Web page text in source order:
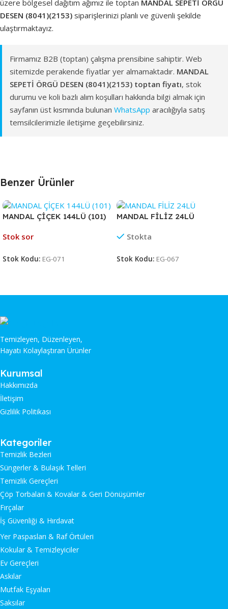
üzere bölgesel dağıtım ağımız ile toptan MANDAL SEPETİ ÖRGÜ
DESEN (8041)(2153) siparişlerinizi planlı ve güvenli şekilde
ulaştırmaktayız.
Firmamız B2B (toptan) çalışma prensibine sahiptir. Web
sitemizde perakende fiyatlar yer almamaktadır. MANDAL
SEPETİ ÖRGÜ DESEN (8041)(2153) toptan fiyatı, stok
durumu ve koli bazlı alım koşulları hakkında bilgi almak için
sayfanın üst kısmında bulunan WhatsApp aracılığıyla satış
temsilcilerimizle iletişime geçebilirsiniz.
Benzer Ürünler
MANDAL ÇİÇEK 144LÜ (101)
Stok sor
Stok Kodu: EG-071
MANDAL FİLİZ 24LÜ
Stokta
Stok Kodu: EG-067
Temizleyen, Düzenleyen,
Hayatı Kolaylaştıran Ürünler
Kurumsal
Hakkımızda
İletişim
Gizlilik Politikası
Kategoriler
Temizlik Bezleri
Süngerler & Bulaşık Telleri
Temizlik Gereçleri
Çöp Torbaları & Kovalar & Geri Dönüşümler
Fırçalar
İş Güvenliği & Hırdavat
Yer Paspasları & Raf Örtüleri
Kokular & Temizleyiciler
Ev Gereçleri
Askılar
Mutfak Eşyaları
Saksılar